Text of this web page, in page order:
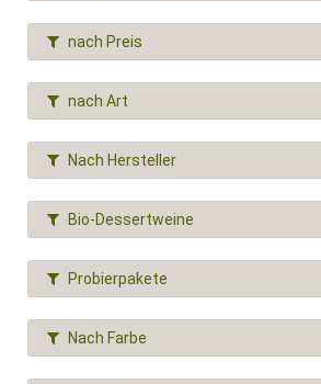
nach Preis
nach Art
Nach Hersteller
Bio-Dessertweine
Probierpakete
Nach Farbe